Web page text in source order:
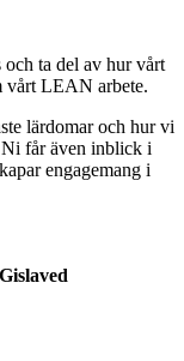
och ta del av hur vårt
vårt LEAN arbete.
lärdomar och hur vi
Ni får även inblick i
engagemang i